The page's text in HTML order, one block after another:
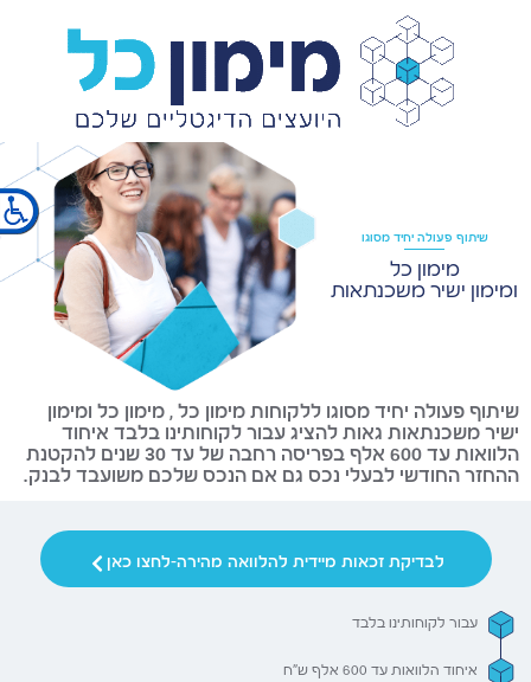
שיתוף פעולה יחיד מסוגו
מימון כל
ומימון ישיר משכנתאות
שיתוף פעולה יחיד מסוגו ללקוחות מימון כל , מימון כל ומימון
ישיר משכנתאות גאות להציג עבור לקוחותינו בלבד איחוד
הלוואות עד 600 אלף בפריסה רחבה של עד 30 שנים להקטנת
ההחזר החודשי לבעלי נכס גם אם הנכס שלכם משועבד לבנק.
לבדיקת זכאות מיידית להלוואה מהירה-לחצו כאן
עבור לקוחותינו בלבד
איחוד הלוואות עד 600 אלף ש"ח
×